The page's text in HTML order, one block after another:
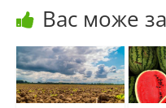
Вас може